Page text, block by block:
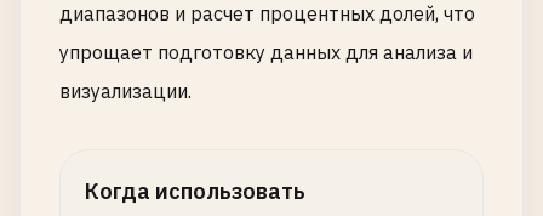
диапазонов и расчет процентных долей, что
упрощает подготовку данных для анализа и
визуализации.
Когда использовать